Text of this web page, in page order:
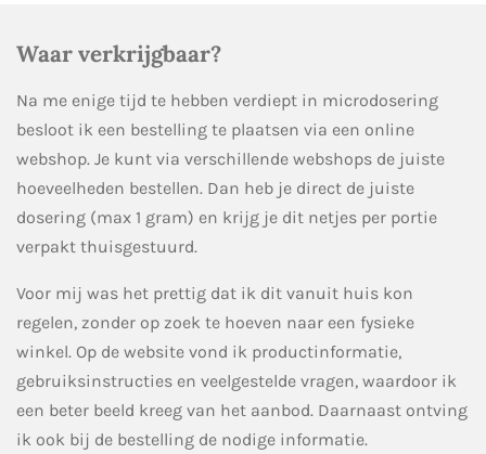
Waar verkrijgbaar?
Na me enige tijd te hebben verdiept in microdosering
besloot ik een bestelling te plaatsen via een online
webshop. Je kunt via verschillende webshops de juiste
hoeveelheden bestellen. Dan heb je direct de juiste
dosering (max 1 gram) en krijg je dit netjes per portie
verpakt thuisgestuurd.
Voor mij was het prettig dat ik dit vanuit huis kon
regelen, zonder op zoek te hoeven naar een fysieke
winkel. Op de website vond ik productinformatie,
gebruiksinstructies en veelgestelde vragen, waardoor ik
een beter beeld kreeg van het aanbod. Daarnaast ontving
ik ook bij de bestelling de nodige informatie.